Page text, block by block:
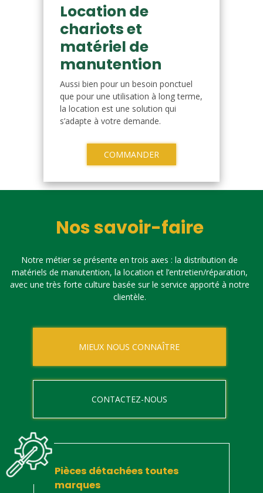
Location de
chariots et
matériel de
manutention
Aussi bien pour un besoin ponctuel
que pour une utilisation à long terme,
la location est une solution qui
s’adapte à votre demande.
COMMANDER
Nos savoir-faire
Notre métier se présente en trois axes : la distribution de
matériels de manutention, la location et l’entretien/réparation,
avec une très forte culture basée sur le service apporté à notre
clientèle.
MIEUX NOUS CONNAÎTRE
CONTACTEZ-NOUS
Pièces détachées toutes
marques